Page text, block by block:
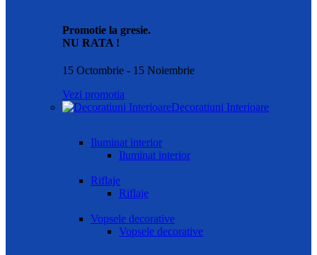
Promotie la gresie.
NU RATA !
15 Octombrie - 15 Noiembrie
Vezi promotia
Decoratiuni Interioare
Iluminat interior
Iluminat interior
Riflaje
Riflaje
Vopsele decorative
Vopsele decorative